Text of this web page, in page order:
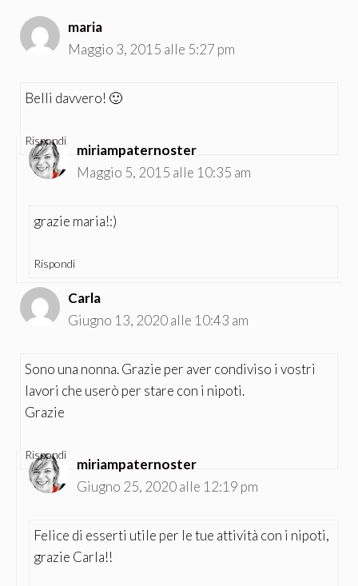
maria
Maggio 3, 2015 alle 5:27 pm
Belli davvero! 🙂
Rispondi
miriampaternoster
Maggio 5, 2015 alle 10:35 am
grazie maria!:)
Rispondi
Carla
Giugno 13, 2020 alle 10:43 am
Sono una nonna. Grazie per aver condiviso i vostri
lavori che userò per stare con i nipoti.
Grazie
Rispondi
miriampaternoster
Giugno 25, 2020 alle 12:19 pm
Felice di esserti utile per le tue attività con i nipoti,
grazie Carla!!